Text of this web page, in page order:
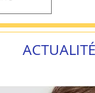
ACTUALITÉ